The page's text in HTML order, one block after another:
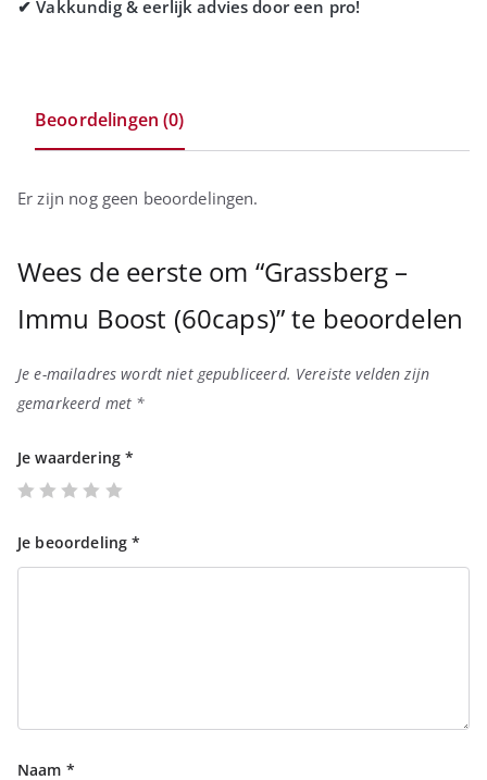
Beoordelingen (0)
Er zijn nog geen beoordelingen.
Wees de eerste om “Grassberg –
Immu Boost (60caps)” te beoordelen
Je e-mailadres wordt niet gepubliceerd. Vereiste velden zijn
gemarkeerd met *
Je waardering*
Je beoordeling*
Naam *